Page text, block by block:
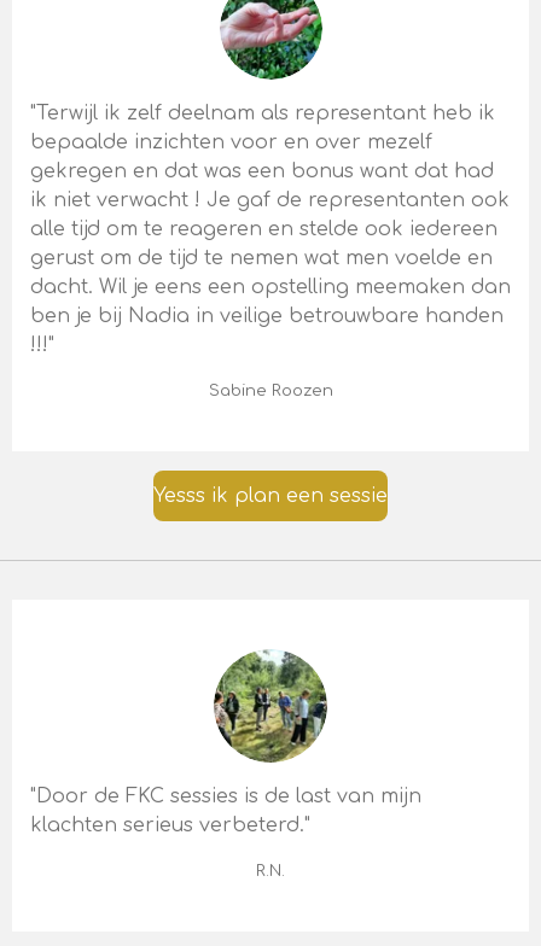
"Terwijl ik zelf deelnam als representant heb ik
bepaalde inzichten voor en over mezelf
gekregen en dat was een bonus want dat had
ik niet verwacht ! Je gaf de representanten ook
alle tijd om te reageren en stelde ook iedereen
gerust om de tijd te nemen wat men voelde en
dacht. Wil je eens een opstelling meemaken dan
ben je bij Nadia in veilige betrouwbare handen
!!!"
Sabine Roozen
Yesss ik plan een sessie
"Door de FKC sessies is de last van mijn
klachten serieus verbeterd."
R.N.